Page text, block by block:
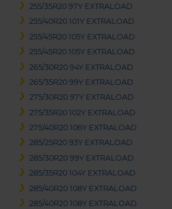
255/35R20 97Y EXTRALOAD
255/40R20 101Y EXTRALOAD
255/45R20 105Y EXTRALOAD
255/45R20 105Y EXTRALOAD
265/30R20 94Y EXTRALOAD
265/35R20 99Y EXTRALOAD
275/30R20 97Y EXTRALOAD
275/35R20 102Y EXTRALOAD
275/40R20 106Y EXTRALOAD
285/25R20 93Y EXTRALOAD
285/30R20 99Y EXTRALOAD
285/35R20 104Y EXTRALOAD
285/40R20 108Y EXTRALOAD
285/40R20 108Y EXTRALOAD